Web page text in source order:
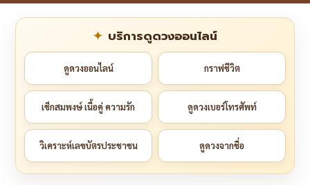
บริการดูดวงออนไลน์
ดูดวงออนไลน์ กราฟชีวิต
เช็กสมพงษ์ เนื้อคู่ ความรัก ดูดวงเบอร์โทรศัพท์
วิเคราะห์เลขบัตรประชาชน ดูดวงจากชื่อ